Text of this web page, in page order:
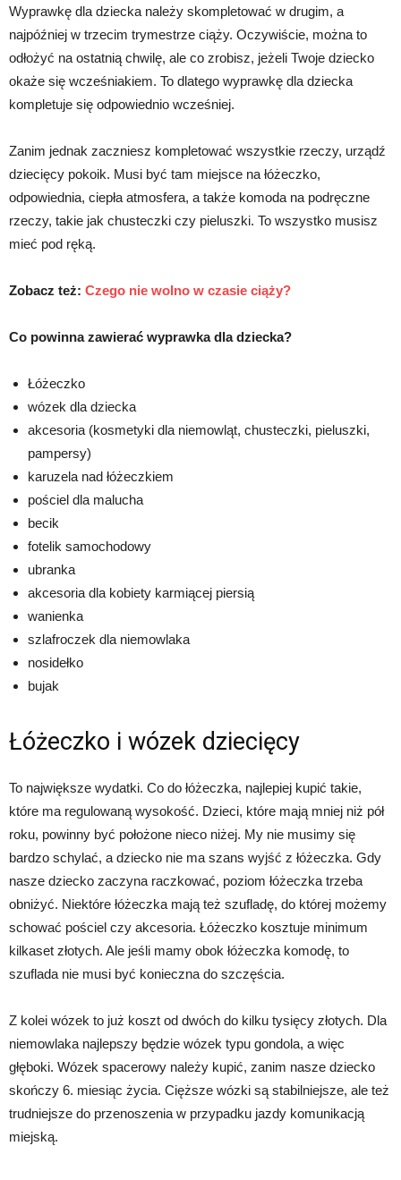
Wyprawkę dla dziecka należy skompletować w drugim, a
najpóźniej w trzecim trymestrze ciąży. Oczywiście, można to
odłożyć na ostatnią chwilę, ale co zrobisz, jeżeli Twoje dziecko
okaże się wcześniakiem. To dlatego wyprawkę dla dziecka
kompletuje się odpowiednio wcześniej.
Zanim jednak zaczniesz kompletować wszystkie rzeczy, urządź
dziecięcy pokoik. Musi być tam miejsce na łóżeczko,
odpowiednia, ciepła atmosfera, a także komoda na podręczne
rzeczy, takie jak chusteczki czy pieluszki. To wszystko musisz
mieć pod ręką.
Zobacz też: Czego nie wolno w czasie ciąży?
Co powinna zawierać wyprawka dla dziecka?
Łóżeczko
wózek dla dziecka
akcesoria (kosmetyki dla niemowląt, chusteczki, pieluszki,
pampersy)
karuzela nad łóżeczkiem
pościel dla malucha
becik
fotelik samochodowy
ubranka
akcesoria dla kobiety karmiącej piersią
wanienka
szlafroczek dla niemowlaka
nosidełko
bujak
Łóżeczko i wózek dziecięcy
To największe wydatki. Co do łóżeczka, najlepiej kupić takie,
które ma regulowaną wysokość. Dzieci, które mają mniej niż pół
roku, powinny być położone nieco niżej. My nie musimy się
bardzo schylać, a dziecko nie ma szans wyjść z łóżeczka. Gdy
nasze dziecko zaczyna raczkować, poziom łóżeczka trzeba
obniżyć. Niektóre łóżeczka mają też szufladę, do której możemy
schować pościel czy akcesoria. Łóżeczko kosztuje minimum
kilkaset złotych. Ale jeśli mamy obok łóżeczka komodę, to
szuflada nie musi być konieczna do szczęścia.
Z kolei wózek to już koszt od dwóch do kilku tysięcy złotych. Dla
niemowlaka najlepszy będzie wózek typu gondola, a więc
głęboki. Wózek spacerowy należy kupić, zanim nasze dziecko
skończy 6. miesiąc życia. Cięższe wózki są stabilniejsze, ale też
trudniejsze do przenoszenia w przypadku jazdy komunikacją
miejską.